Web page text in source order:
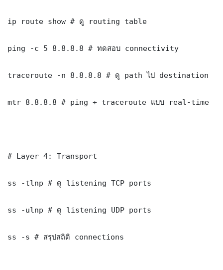
ip route show # ดู routing table
ping -c 5 8.8.8.8 # ทดสอบ connectivity
traceroute -n 8.8.8.8 # ดู path ไป destination
mtr 8.8.8.8 # ping + traceroute แบบ real-time
# Layer 4: Transport
ss -tlnp # ดู listening TCP ports
ss -ulnp # ดู listening UDP ports
ss -s # สรุปสถิติ connections